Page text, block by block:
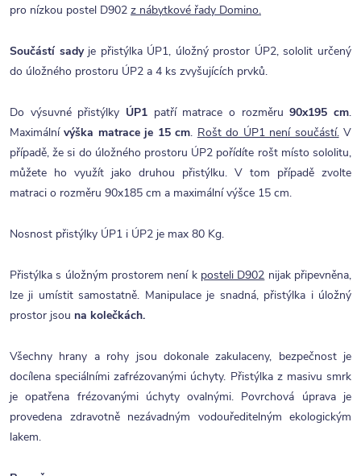
pro nízkou postel D902 z nábytkové řady Domino.
Součástí sadyje přistýlka ÚP1, úložný prostor ÚP2, sololit určený
do úložného prostoru ÚP2 a 4 ks zvyšujících prvků.
Do výsuvné přistýlky ÚP1 patří matrace o rozměru90x195 cm.
Maximálnívýška matrace je 15 cm. Rošt do ÚP1 není součástí.V
případě, že si do úložného prostoru ÚP2 pořídíte rošt místo sololitu,
můžete ho využít jako druhou přistýlku. V tom případě zvolte
matraci o rozměru 90x185 cm a maximální výšce 15 cm.
Nosnost přistýlky ÚP1 i ÚP2 je max 80 Kg.
Přistýlka s úložným prostorem není k posteli D902 nijak připevněna,
lze ji umístit samostatně. Manipulace je snadná, přistýlka i úložný
prostor jsou na kolečkách.
Všechny hrany a rohy jsou dokonale zakulaceny, bezpečnost je
docílena speciálními zafrézovanými úchyty. Přistýlka z masivu smrk
je opatřena frézovanými úchyty ovalnými. Povrchová úprava je
provedena zdravotně nezávadným vodouředitelným ekologickým
lakem.